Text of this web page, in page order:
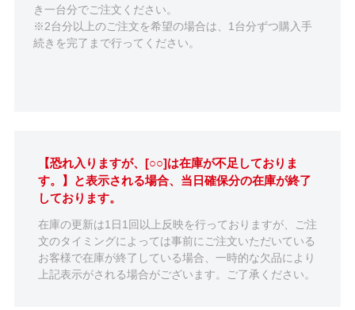
き一台分でご注文ください。
※2台分以上のご注文を希望の場合は、1台分ずつ購入手
続きを完了まで行ってください。
【恐れ入りますが、[○○]は在庫が不足しておりま
す。】と表示される場合、当日確保分の在庫が終了
しております。
在庫の更新は1日1回以上反映を行っておりますが、ご注
文のタイミングによっては事前にご注文いただいている
お客様で在庫が終了している場合、一時的な欠品により
上記表示がされる場合がございます。ご了承ください。